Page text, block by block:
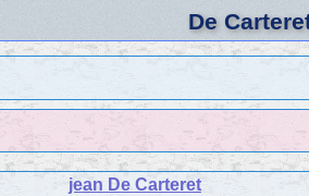
De
jean De Carteret